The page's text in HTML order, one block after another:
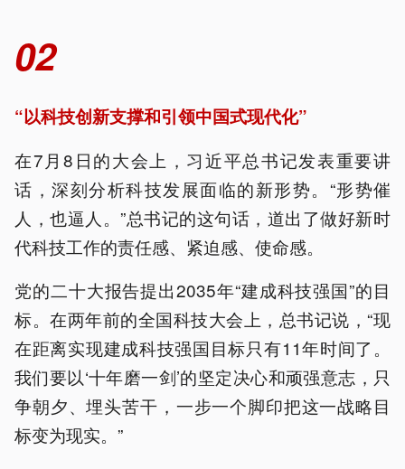
02
“以科技创新支撑和引领中国式现代化”
在7月8日的大会上，习近平总书记发表重要讲
话，深刻分析科技发展面临的新形势。“形势催
人，也逼人。”总书记的这句话，道出了做好新时
代科技工作的责任感、紧迫感、使命感。
党的二十大报告提出2035年“建成科技强国”的目
标。在两年前的全国科技大会上，总书记说，“现
在距离实现建成科技强国目标只有11年时间了。
我们要以‘十年磨一剑’的坚定决心和顽强意志，只
争朝夕、埋头苦干，一步一个脚印把这一战略目
标变为现实。”